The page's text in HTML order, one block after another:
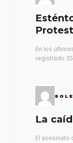
En los
registrado
La
El asesinato